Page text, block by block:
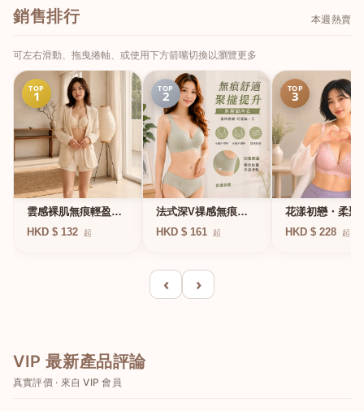
銷售排行 本週熱賣
可左右滑動、拖曳捲軸、或使用下方箭嘴切換以瀏覽更多
TOP
1
雲感裸肌無痕輕盈無
鋼圈內衣
HKD $ 132 起
TOP
2
法式深V祼感無痕果
凍軟支撐條無鋼圈內
HKD $ 161 起
TOP
3
花漾初戀・柔聚
圈蕾絲內衣
HKD $ 228 起
‹ ›
VIP 最新產品評論
真實評價 · 來自 VIP 會員